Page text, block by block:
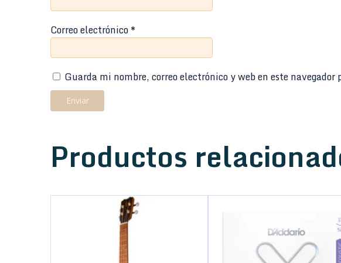
Correo electrónico*
Guarda mi nombre, correo electrónico y web en este
Productos